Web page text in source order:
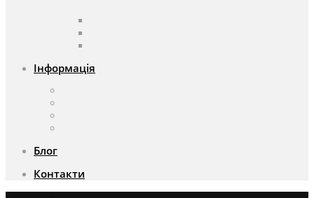
Інформація
Блог
Контакти